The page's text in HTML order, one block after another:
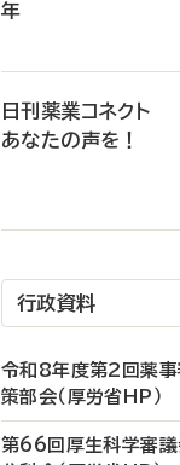
年
日刊薬業コネクト
あなたの声を！
行政資料
令和8年度第2回薬
策部会（厚労省HP）
第66回厚生科学審議